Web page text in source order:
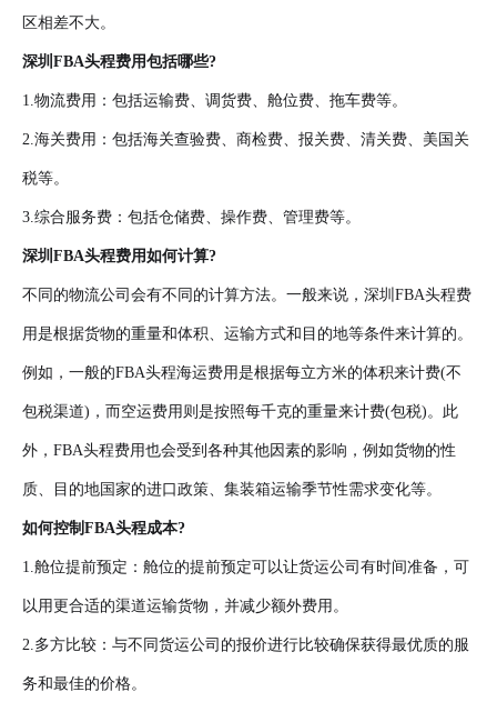
区相差不大。
深圳FBA头程费用包括哪些?
1.物流费用：包括运输费、调货费、舱位费、拖车费等。
2.海关费用：包括海关查验费、商检费、报关费、清关费、美国关
税等。
3.综合服务费：包括仓储费、操作费、管理费等。
深圳FBA头程费用如何计算?
不同的物流公司会有不同的计算方法。一般来说，深圳FBA头程费
用是根据货物的重量和体积、运输方式和目的地等条件来计算的。
例如，一般的FBA头程海运费用是根据每立方米的体积来计费(不
包税渠道)，而空运费用则是按照每千克的重量来计费(包税)。此
外，FBA头程费用也会受到各种其他因素的影响，例如货物的性
质、目的地国家的进口政策、集装箱运输季节性需求变化等。
如何控制FBA头程成本?
1.舱位提前预定：舱位的提前预定可以让货运公司有时间准备，可
以用更合适的渠道运输货物，并减少额外费用。
2.多方比较：与不同货运公司的报价进行比较确保获得最优质的服
务和最佳的价格。